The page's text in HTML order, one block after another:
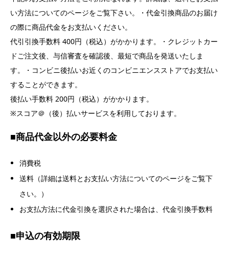
い方法についてのページをご覧下さい。・代金引換商品のお届け
の際に商品代金をお支払いください。
代引引換手数料 400円（税込）がかかります。・クレジットカー
ドご注文後、与信審査を確認後、最短で商品を発送いたしま
す。・コンビニ後払いお近くのコンビニエンスストアでお支払い
することができます。
後払い手数料 200円（税込）がかかります。
※スコア＠（後）払いサービスを利用しております。
■商品代金以外の必要料金
消費税
送料（詳細は送料とお支払い方法についてのページをご覧下
さい。）
お支払方法に代金引換を選択された場合は、代金引換手数料
■申込の有効期限